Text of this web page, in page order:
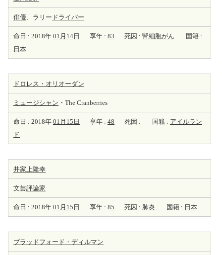
俳優、ラリー ドライバー
命日 : 2018年 01月14日 享年 : 83 死因 : 腎細胞がん
国籍 :
日本
ドロレス・オリオーダン
ミュージシャン ・The Cranberries
命日 : 2018年 01月15日 享年 : 48 死因 : 国籍 : アイルラン
ド
井家上隆幸
文芸評論家
命日 : 2018年 01月15日 享年 : 85 死因 : 肺炎 国籍 : 日本
ブラッドフォード・ディルマン